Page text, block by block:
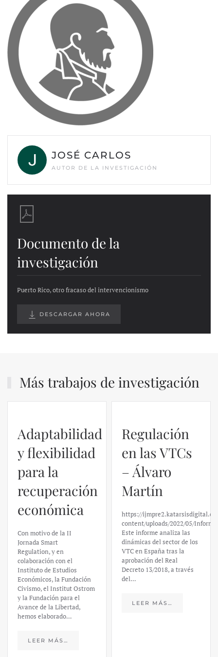
JOSÉ CARLOS
AUTOR DE LA INVESTIGACIÓN
Documento de la
investigación
Puerto Rico, otro fracaso del intervencionismo
DESCARGAR AHORA
Más trabajos de investigación
Adaptabilidad
y flexibilidad
para la
recuperación
económica
Con motivo de la II
Jornada Smart
Regulation, y en
colaboración con el
Instituto de Estudios
Económicos, la Fundación
Civismo, el Institut Ostrom
y la Fundación para el
Avance de la Libertad,
hemos elaborado…
LEER MÁS…
Regulación
en las VTCs
– Álvaro
Martín
https://
content/uploads/2022/05/
Este informe analiza las
dinámicas del sector de los
VTC en España tras la
aprobación del Real
Decreto 13/2018, a través
del…
LEER MÁS…